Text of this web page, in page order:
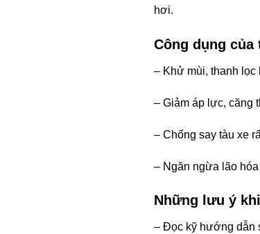
hơi.
Công dụng của
– Khử mùi, thanh lọc
– Giảm áp lực, căng
– Chống say tàu xe
– Ngăn ngừa lão
Những lưu ý
– Đọc kỹ hướng dẫn